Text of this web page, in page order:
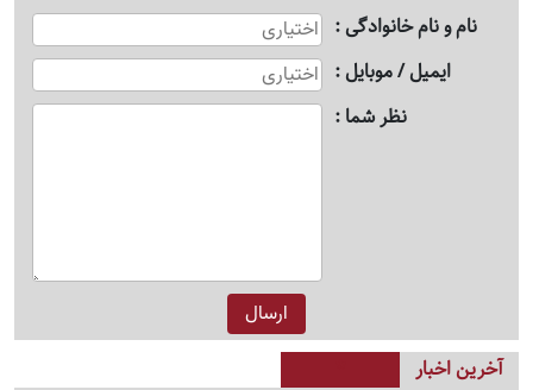
نام و نام خانوادگی
ایمیل / موبایل
نظر شما
آخرین اخبار